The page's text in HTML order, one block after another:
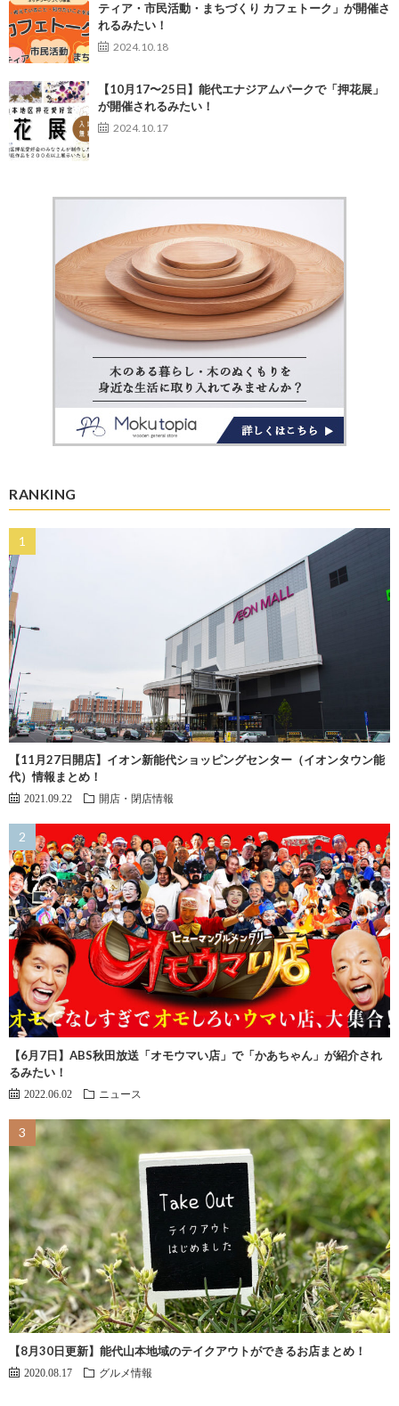
ティア・市民活動・まちづくり カフェトーク」が開催さ
れるみたい！
2024.10.18
【10月17〜25日】能代エナジアムパークで「押花展」
が開催されるみたい！
2024.10.17
RANKING
【11月27日開店】イオン新能代ショッピングセンター（イオンタウン能
代）情報まとめ！
2021.09.22 開店・閉店情報
【6月7日】ABS秋田放送「オモウマい店」で「かあちゃん」が紹介され
るみたい！
2022.06.02 ニュース
【8月30日更新】能代山本地域のテイクアウトができるお店まとめ！
2020.08.17 グルメ情報